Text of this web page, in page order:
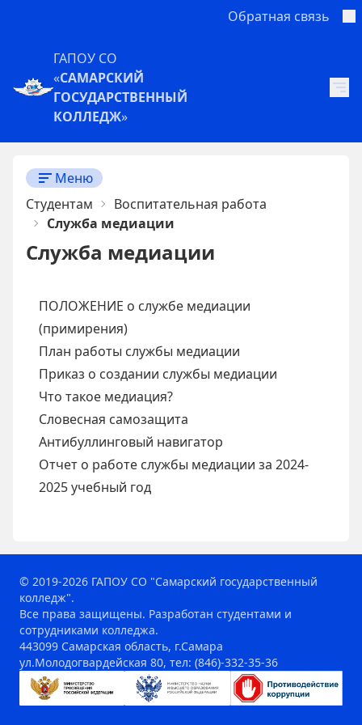
Обратная связь
ГАПОУ СО
«САМАРСКИЙ
ГОСУДАРСТВЕННЫЙ
КОЛЛЕДЖ»
Меню
Студентам
Воспитательная работа
Служба медиации
Служба медиации
ПОЛОЖЕНИЕ о службе медиации
(примирения)
План работы службы медиации
Приказ о создании службы медиации
Что такое медиация?
Словесная самозащита
Антибуллинговый навигатор
Отчет о работе службы медиации за 2024-
2025 учебный год
© 2019-2026 ГАПОУ СО "Самарский государственный
колледж".
Все права защищены. Разработан студентами и
сотрудниками колледжа.
443099 Самарская область, г.Самара
ул.Молодогвардейская 80, тел: (846)-332-35-36